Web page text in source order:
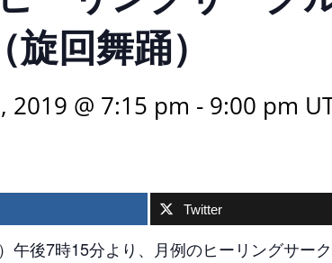
旋回舞踊）
2019 @ 7:15 pm - 9:00 pm
Twitter
午後7時15分より、月例のヒーリングサー